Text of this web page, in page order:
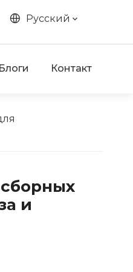
Pусский
Блоги Контакт
и